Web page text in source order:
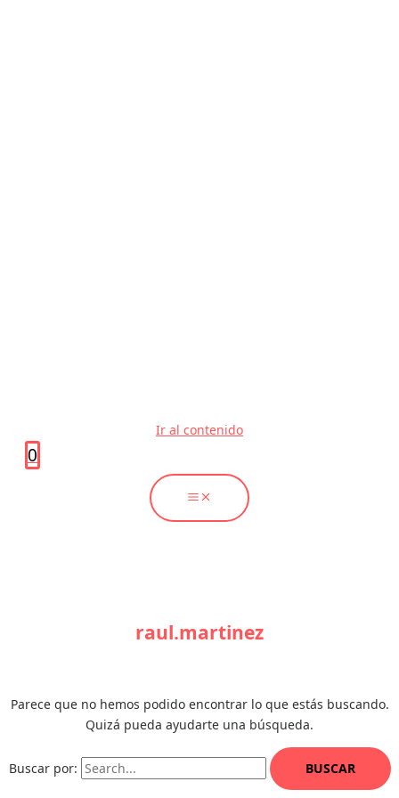
Ir al contenido
0
raul.martinez
Parece que no hemos podido encontrar lo que estás buscando.
Quizá pueda ayudarte una búsqueda.
Buscar por: